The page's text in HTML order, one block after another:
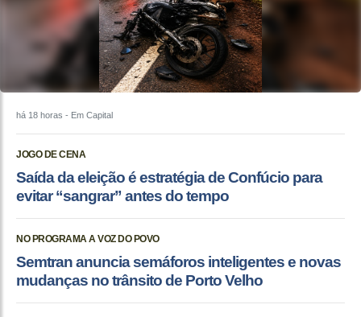
há 18 horas - Em Capital
JOGO DE CENA
Saída da eleição é estratégia de Confúcio para
evitar “sangrar” antes do tempo
NO PROGRAMA A VOZ DO POVO
Semtran anuncia semáforos inteligentes e novas
mudanças no trânsito de Porto Velho